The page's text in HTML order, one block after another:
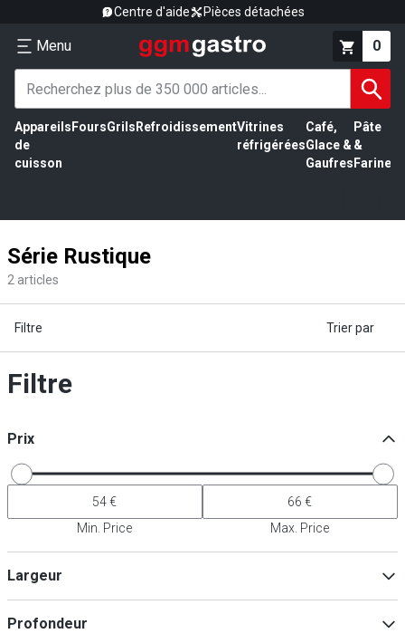
Centre d'aide Pièces détachées
Menu 0
Appareils
de
cuisson
FoursGrils RefroidissementVitrines
réfrigérées
Café,
Glace &
Gaufres
Pâte
&
Farine
Série Rustique
2 articles
Filtre Trier par
Filtre
Prix
Min. Price Max. Price
Largeur
Profondeur